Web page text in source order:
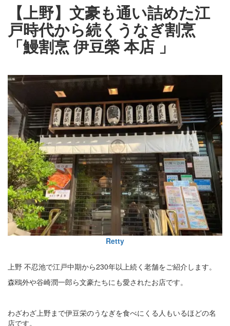
【上野】文豪も通い詰めた江
戸時代から続くうなぎ割烹
「鰻割烹 伊豆榮 本店 」
Retty
上野 不忍池で江戸中期から230年以上続く老舗をご紹介します。
森鴎外や谷崎潤一郎ら文豪たちにも愛されたお店です。
わざわざ上野まで伊豆栄のうなぎを食べにくる人もいるほどの名
店です。